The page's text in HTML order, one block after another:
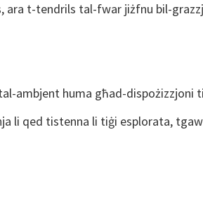
ara t-tendrils tal-fwar jiżfnu bil-
ambjent huma għad-dispożizzjoni
li qed tistenna li tiġi esplorata,